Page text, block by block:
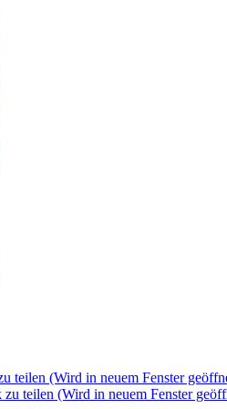
teilen (Wird in neuem Fenster
teilen (Wird in neuem Fenster